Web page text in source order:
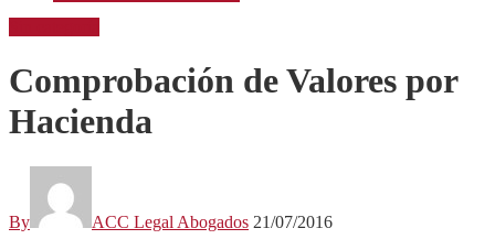
Comprobación de Valores por
Hacienda
By ACC Legal Abogados 21/07/2016